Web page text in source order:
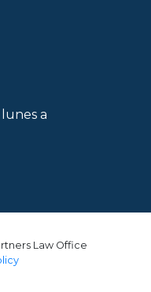
a
Law Office